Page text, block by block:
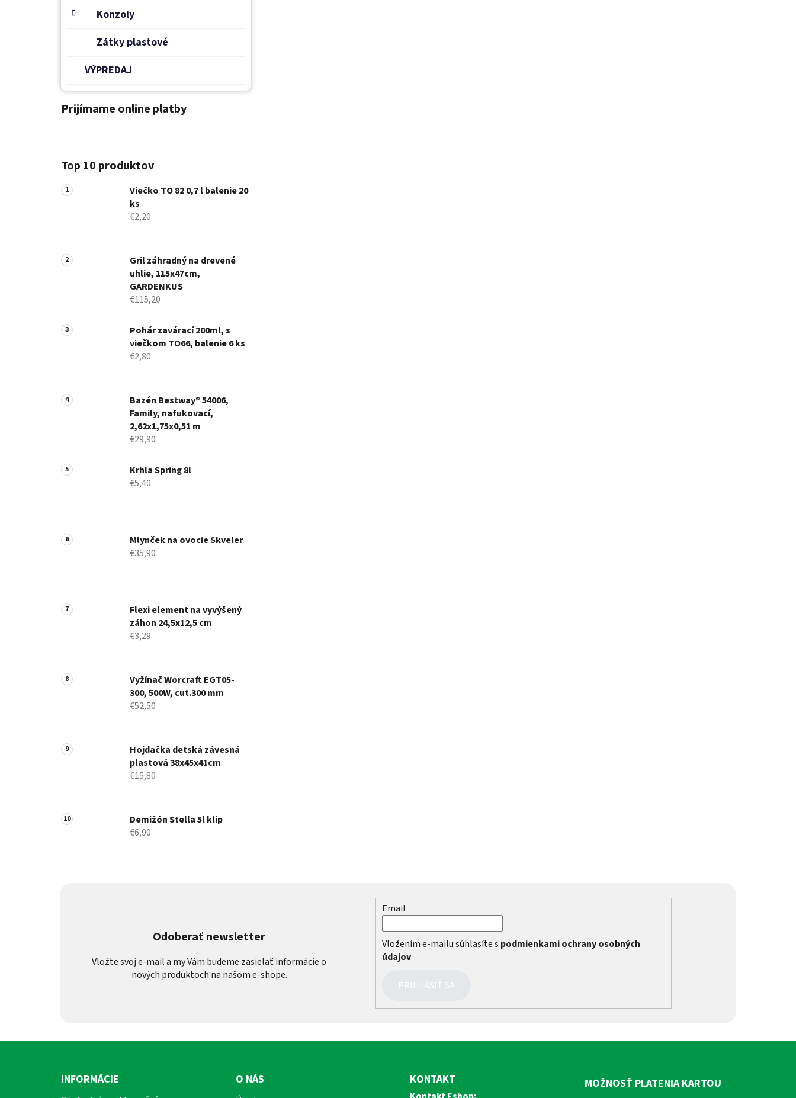
Konzoly
Zátky plastové
VÝPREDAJ
Prijímame online platby
Top 10 produktov
Viečko TO 82 0,7 l balenie 20
ks
€2,20
Gril záhradný na drevené
uhlie, 115x47cm,
GARDENKUS
€115,20
Pohár zavárací 200ml, s
viečkom TO66, balenie 6 ks
€2,80
Bazén Bestway® 54006,
Family, nafukovací,
2,62x1,75x0,51 m
€29,90
Krhla Spring 8l
€5,40
Mlynček na ovocie Skveler
€35,90
Flexi element na vyvýšený
záhon 24,5x12,5 cm
€3,29
Vyžínač Worcraft EGT05-
300, 500W, cut.300 mm
€52,50
Hojdačka detská závesná
plastová 38x45x41cm
€15,80
Demižón Stella 5l klip
€6,90
Odoberať newsletter
Vložte svoj e-mail a my Vám budeme zasielať informácie o
nových produktoch na našom e-shope.
Email
Vložením e-mailu súhlasíte s podmienkami ochrany osobných
údajov
PRIHLÁSIŤ SA
INFORMÁCIE O NÁS KONTAKT MOŽNOSŤ PLATENIA KARTOU